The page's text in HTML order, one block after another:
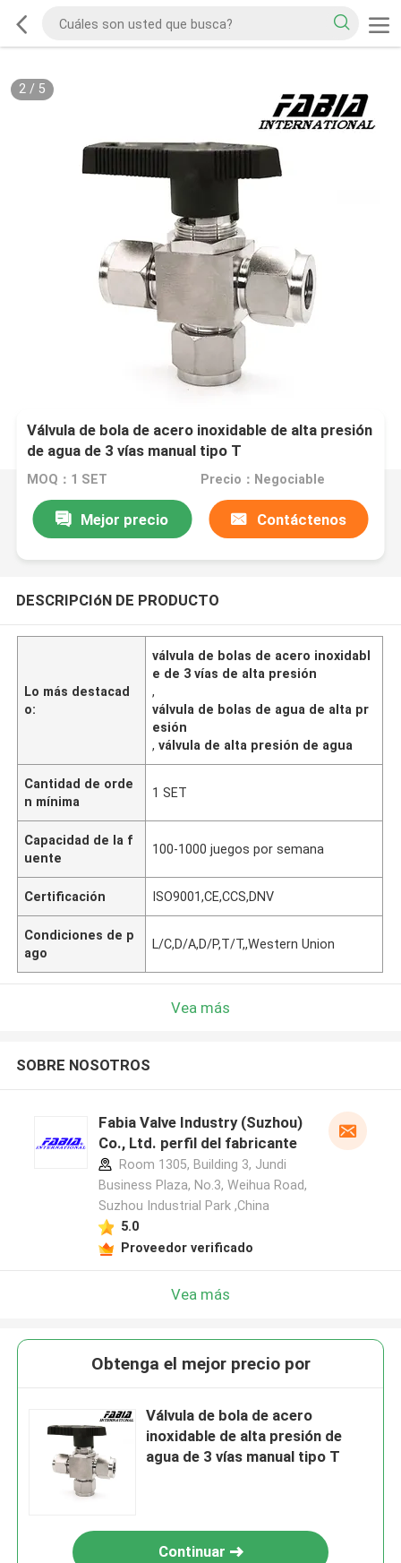
2/ 5
Válvula de bola de acero inoxidable de alta presión
de agua de 3 vías manual tipo T
MOQ：1 SET Precio：Negociable
Mejor precio Contáctenos
DESCRIPCIóN DE PRODUCTO
Lo más destacad
o:
válvula de bolas de acero inoxidabl
e de 3 vías de alta presión
,
válvula de bolas de agua de alta pr
esión
,válvula de alta presión de agua
Cantidad de orde
n mínima
1 SET
Capacidad de la f
uente
100-1000 juegos por semana
Certificación ISO9001,CE,CCS,DNV
Condiciones de p
ago
L/C,D/A,D/P,T/T,,Western Union
Vea más
SOBRE NOSOTROS
Fabia Valve Industry (Suzhou)
Co., Ltd. perfil del fabricante
Room 1305, Building 3, Jundi
Business Plaza, No.3, Weihua Road,
Suzhou Industrial Park ,China
5.0
Proveedor verificado
Vea más
Obtenga el mejor precio por
Válvula de bola de acero
inoxidable de alta presión de
agua de 3 vías manual tipo T
Continuar